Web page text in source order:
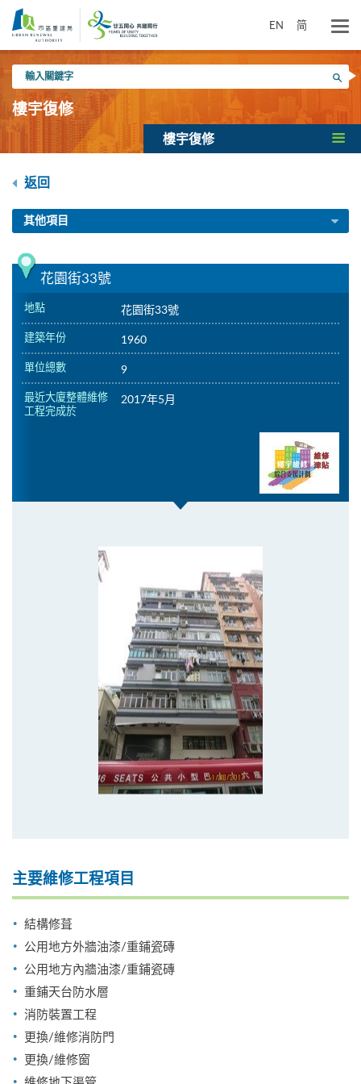
內
EN 简
入
關
鍵
搜尋
樓宇復修
樓宇復修
返回
其他項目
花園街33號
地點 花園街33號
建築年份 1960
單位總數 9
最近大廈整體維修
工程完成於
2017年5月
主要維修工程項目
結構修葺
公用地方外牆油漆/重鋪瓷磚
公用地方內牆油漆/重鋪瓷磚
重鋪天台防水層
消防裝置工程
更換/維修消防門
更換/維修窗